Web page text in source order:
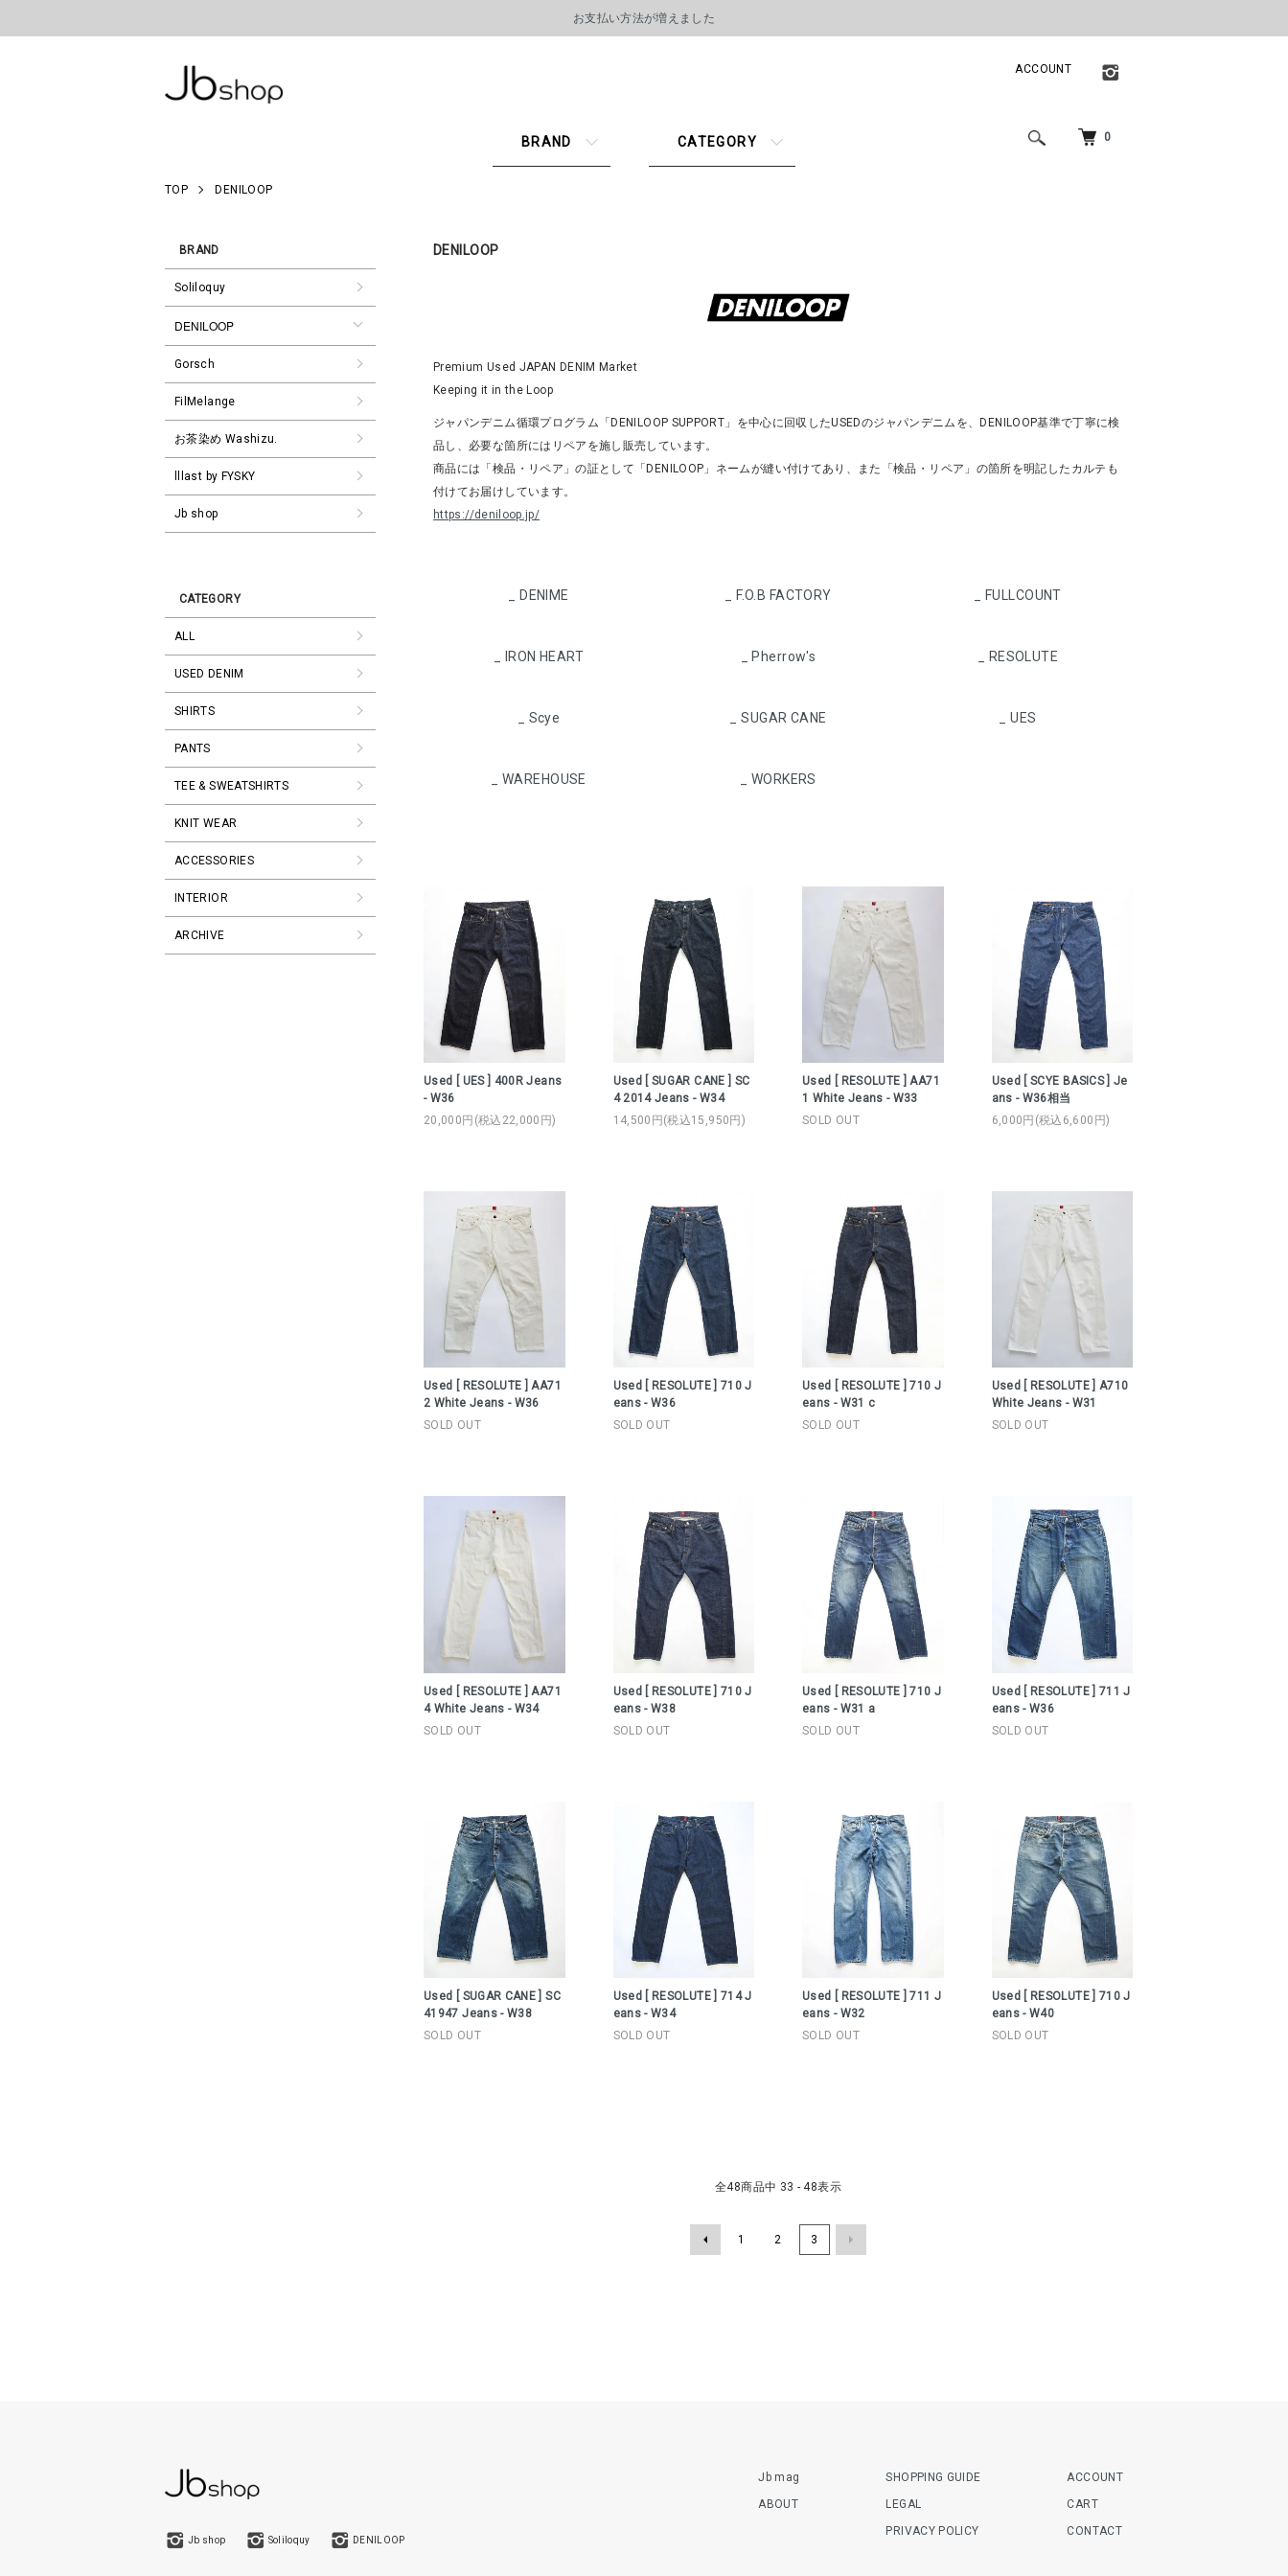
お支払い方法が増えました
0
BRAND CATEGORY
ACCOUNT
TOP DENILOOP
DENILOOP
Premium Used JAPAN DENIM Market
Keeping it in the Loop
ジャパンデニム循環プログラム「DENILOOP SUPPORT」を中心に回収したUSEDのジャパンデニムを、DENILOOP基準で丁寧に検
品し、必要な箇所にはリペアを施し販売しています。
商品には「検品・リペア」の証として「DENILOOP」ネームが縫い付けてあり、また「検品・リペア」の箇所を明記したカルテも
付けてお届けしています。
https://deniloop.jp/
カテゴリー一覧_ DENIME _ F.O.B FACTORY _ FULLCOUNT
_ IRON HEART _ Pherrow's _ RESOLUTE
_ Scye _ SUGAR CANE _ UES
_ WAREHOUSE _ WORKERS
Used [ UES ] 400R Jeans
- W36
20,000円(税込22,000円)
Used [ SUGAR CANE ] SC
4 2014 Jeans - W34
14,500円(税込15,950円)
Used [ RESOLUTE ] AA71
1 White Jeans - W33
SOLD OUT
Used [ SCYE BASICS ] Je
ans - W36相当
6,000円(税込6,600円)
Used [ RESOLUTE ] AA71
2 White Jeans - W36
SOLD OUT
Used [ RESOLUTE ] 710 J
eans - W36
SOLD OUT
Used [ RESOLUTE ] 710 J
eans - W31 c
SOLD OUT
Used [ RESOLUTE ] A710
White Jeans - W31
SOLD OUT
Used [ RESOLUTE ] AA71
4 White Jeans - W34
SOLD OUT
Used [ RESOLUTE ] 710 J
eans - W38
SOLD OUT
Used [ RESOLUTE ] 710 J
eans - W31 a
SOLD OUT
Used [ RESOLUTE ] 711 J
eans - W36
SOLD OUT
Used [ SUGAR CANE ] SC
41947 Jeans - W38
SOLD OUT
Used [ RESOLUTE ] 714 J
eans - W34
SOLD OUT
Used [ RESOLUTE ] 711 J
eans - W32
SOLD OUT
Used [ RESOLUTE ] 710 J
eans - W40
SOLD OUT
全48商品中 33 - 48表示
1 2 3
BRAND
Soliloquy
DENILOOP
Gorsch
FilMelange
お茶染め Washizu.
lllast by FYSKY
Jb shop
CATEGORY
ALL
USED DENIM
SHIRTS
PANTS
TEE & SWEATSHIRTS
KNIT WEAR
ACCESSORIES
INTERIOR
ARCHIVE
Jb shop Soliloquy DENILOOP
Jb mag
ABOUT
SHOPPING GUIDE
LEGAL
PRIVACY POLICY
ACCOUNT
CART
CONTACT